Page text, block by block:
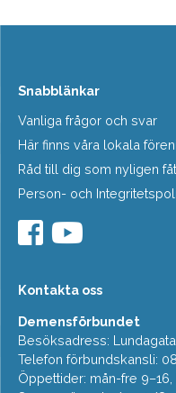
Snabblänkar
Vanliga frågor och svar
Här finns våra lokala
Råd till dig som nyligen
Person- och
Kontakta oss
Demensförbundet
Besöksadress:
Telefon förbundskansli:
Öppettider: mån-fre 9–16,